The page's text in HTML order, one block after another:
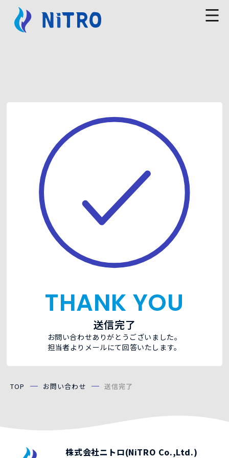
THANK YOU
送信完了
お問い合わせありがとうございました。
担当者よりメールにて回答いたします。
TOP お問い合わせ 送信完了
株式会社ニトロ(NiTRO Co.,Ltd.)